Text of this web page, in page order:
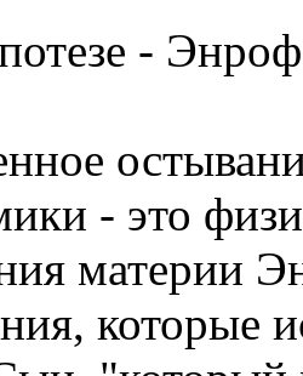
-
- это
материи
которые